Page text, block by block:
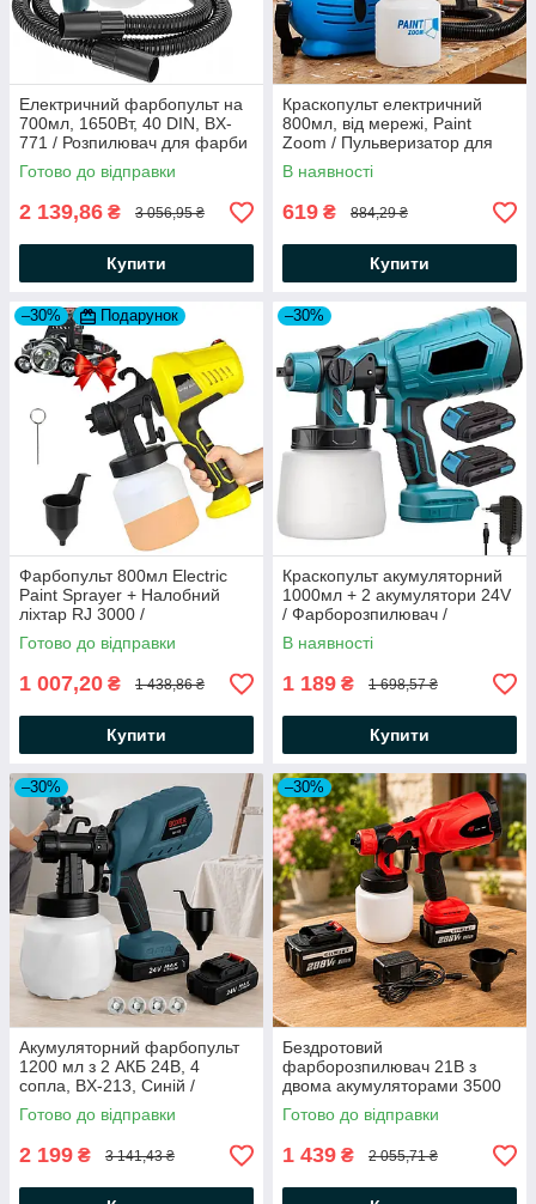
Електричний фарбопульт на
700мл, 1650Вт, 40 DIN, BX-
771 / Розпилювач для фарби
/ Електрокраскопульт
Готово до відправки
2 139,86 ₴ 3 056,95 ₴
Купити
Краскопульт електричний
800мл, від мережі, Paint
Zoom / Пульверизатор для
фарби / Фарборозпилювач
В наявності
619 ₴ 884,29 ₴
Купити
–30% Подарунок
Фарбопульт 800мл Electric
Paint Sprayer + Налобний
ліхтар RJ 3000 /
Пульверизатор розпилювач
фарби
Готово до відправки
1 007,20 ₴ 1 438,86 ₴
Купити
–30%
Краскопульт акумуляторний
1000мл + 2 акумулятори 24V
/ Фарборозпилювач /
Бездротовий розпилювач
В наявності
1 189 ₴ 1 698,57 ₴
Купити
–30%
Акумуляторний фарбопульт
1200 мл з 2 АКБ 24В, 4
сопла, BX-213, Синій /
Бездротовий розпилювач
фарби / Фарборозпилювач
Готово до відправки
2 199 ₴ 3 141,43 ₴
–30%
Бездротовий
фарборозпилювач 21В з
двома акумуляторами 3500
мАч, об’єм 800 мл, червоний
корпус / Акумуляторний
Готово до відправки
1 439 ₴ 2 055,71 ₴